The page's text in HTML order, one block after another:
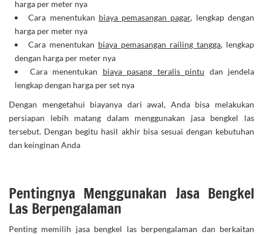
harga per meter nya
Cara menentukan biaya pemasangan pagar, lengkap dengan
harga per meter nya
Cara menentukan biaya pemasangan railing tangga, lengkap
dengan harga per meter nya
Cara menentukan biaya pasang teralis pintu dan jendela
lengkap dengan harga per set nya
Dengan mengetahui biayanya dari awal, Anda bisa melakukan
persiapan lebih matang dalam menggunakan jasa bengkel las
tersebut. Dengan begitu hasil akhir bisa sesuai dengan kebutuhan
dan keinginan Anda
Pentingnya Menggunakan Jasa Bengkel
Las Berpengalaman
Penting memilih jasa bengkel las berpengalaman dan berkaitan